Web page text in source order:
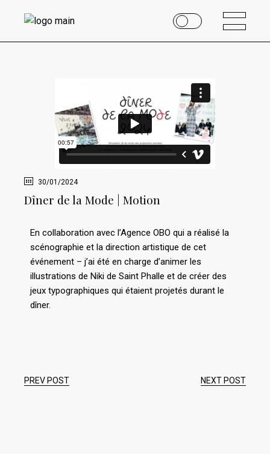
30/01/2024
Dîner de la Mode | Motion
En collaboration avecl’Agence OBO qui a réalisé la
scénographie et la direction artistique de cet
événement – j’ai été en charge d’animer les
illustrations de Niki de Saint Phalle et de créer des
jeux typographiques qui étaient projetés durant le
dîner.
PREV POST NEXT POST